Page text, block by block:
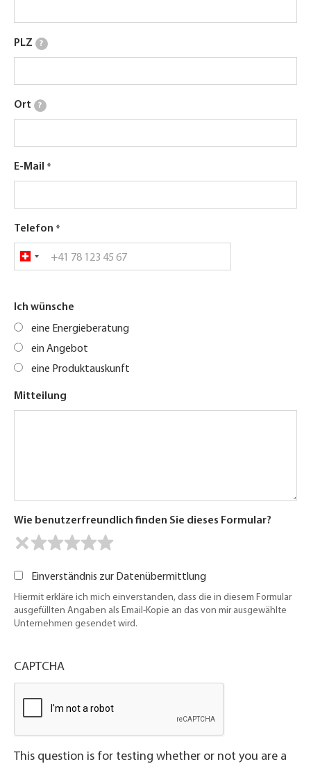
PLZ ?
Ort ?
E-Mail
Telefon
Ich wünsche
eine Energieberatung
ein Angebot
eine Produktauskunft
Mitteilung
Wie benutzerfreundlich finden Sie dieses Formular?
Einverständnis zur Datenübermittlung
Hiermit erkläre ich mich einverstanden, dass die in diesem Formular
ausgefüllten Angaben als Email-Kopie an das von mir ausgewählte
Unternehmen gesendet wird.
CAPTCHA
This question is for testing whether or not you are a